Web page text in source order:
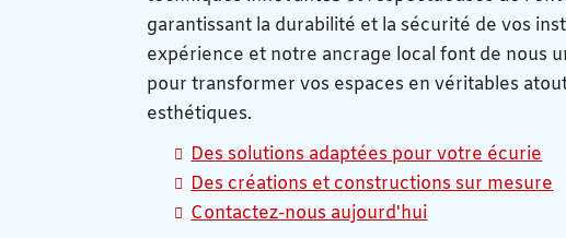
garantissant la durabilité et la sécurité de vos
expérience et notre ancrage local font de nous
pour transformer vos espaces en véritables
esthétiques.
Des solutions adaptées pour votre écurie
Des créations et constructions sur mesure
Contactez-nous aujourd'hui